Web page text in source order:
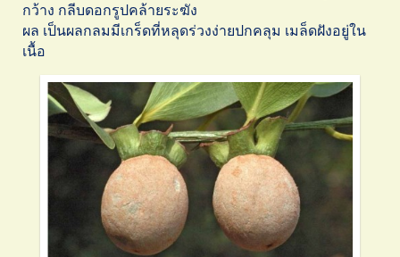
กว้าง กลีบดอกรูปคล้ายระฆัง
ผล เป็นผลกลมมีเกร็ดที่หลุดร่วงง่ายปกคลุม เมล็ดฝังอยู่ใน
เนื้อ